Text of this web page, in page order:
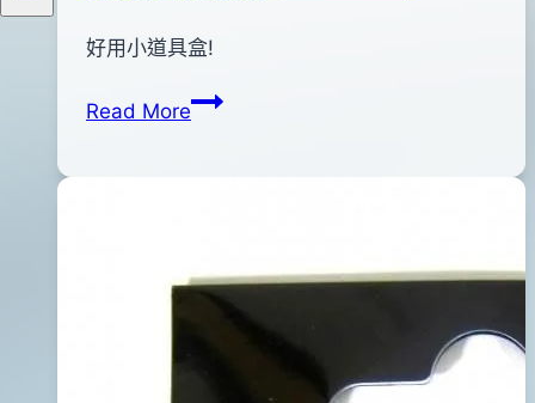
Byanna
2012
02
好用小道具盒!
Read More明
盒-
PA10SS